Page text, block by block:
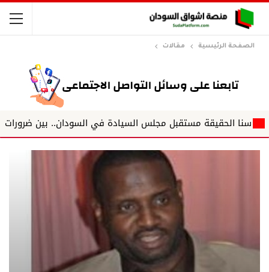
الصفحة الرئيسية مقالات
مستقبل مجلس السيادة في السودان.. بين ضرورات المرحلة